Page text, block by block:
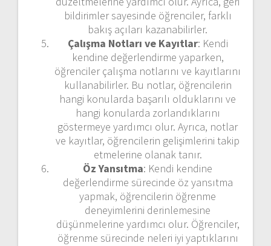
bildirimler sayesinde öğrenciler, farklı
bakış açıları kazanabilirler.
Çalışma Notları ve Kayıtlar: Kendi
kendine değerlendirme yaparken,
öğrenciler çalışma notlarını ve kayıtlarını
kullanabilirler. Bu notlar, öğrencilerin
hangi konularda başarılı olduklarını ve
hangi konularda zorlandıklarını
göstermeye yardımcı olur. Ayrıca, notlar
ve kayıtlar, öğrencilerin gelişimlerini takip
etmelerine olanak tanır.
Öz Yansıtma: Kendi kendine
değerlendirme sürecinde öz yansıtma
yapmak, öğrencilerin öğrenme
deneyimlerini derinlemesine
düşünmelerine yardımcı olur. Öğrenciler,
öğrenme sürecinde neleri iyi yaptıklarını